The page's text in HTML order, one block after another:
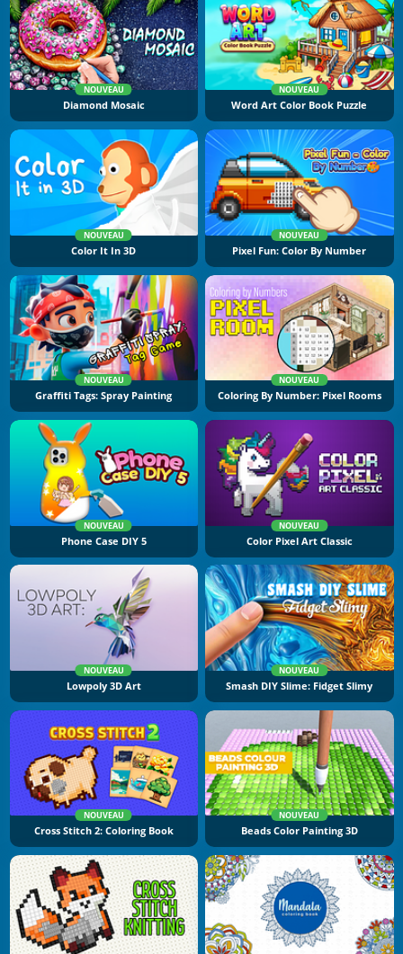
NOUVEAU
Diamond Mosaic
NOUVEAU
Word Art Color Book Puzzle
NOUVEAU
Color It In 3D
NOUVEAU
Pixel Fun: Color By Number
NOUVEAU
Graffiti Tags: Spray Painting
NOUVEAU
Coloring By Number: Pixel Rooms
NOUVEAU
Phone Case DIY 5
NOUVEAU
Color Pixel Art Classic
NOUVEAU
Lowpoly 3D Art
NOUVEAU
Smash DIY Slime: Fidget Slimy
NOUVEAU
Cross Stitch 2: Coloring Book
NOUVEAU
Beads Color Painting 3D